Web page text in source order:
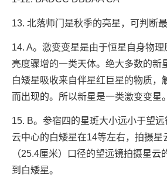
13. 北落师门是秋季的亮星，可判断
14. A。激变变星是由于恒星自身物
亮度骤增的一类天体。绝大多数的新
白矮星吸收来自伴星红巨星的物质，
而出现的。所以新星是一类激变变星。
15. B。参宿四的星斑大小远小于望
云中心的白矮星在14等左右，拍摄星
（25.4厘米）口径的望远镜拍摄星云
到白矮星。